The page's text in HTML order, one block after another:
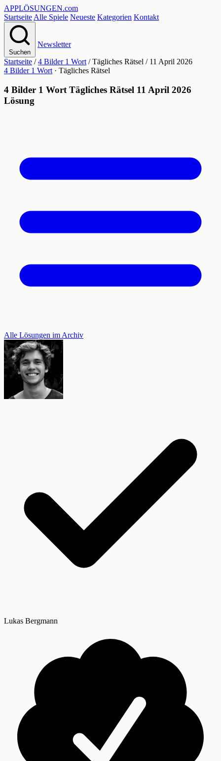
APPLÖSUNGEN.com
Startseite Alle Spiele Neueste Kategorien Kontakt
Suchen
Newsletter
Startseite / 4 Bilder 1 Wort / Tägliches Rätsel / 11 April 2026
4 Bilder 1 Wort · Tägliches Rätsel
4 Bilder 1 Wort Tägliches Rätsel 11 April 2026
Lösung
Alle Lösungen im Archiv
Lukas Bergmann